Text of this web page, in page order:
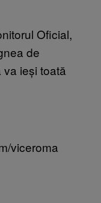
Oficial,
de
ieși toată
viceroma